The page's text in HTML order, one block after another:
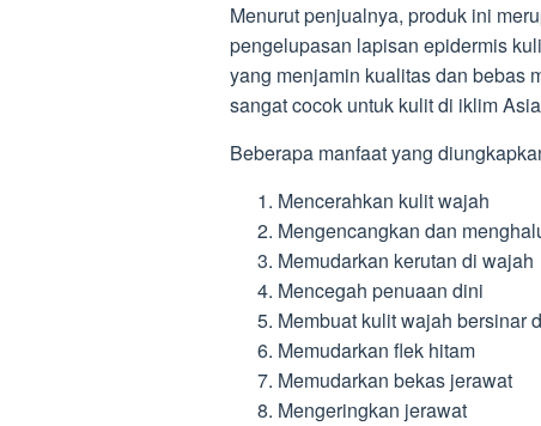
Menurut penjualnya, produk ini
pengelupasan lapisan epidermis
yang menjamin kualitas dan bebas
sangat cocok untuk kulit di iklim
Beberapa manfaat yang
Mencerahkan kulit wajah
Mengencangkan dan
Memudarkan kerutan di wajah
Mencegah penuaan dini
Membuat kulit wajah bersinar
Memudarkan flek hitam
Memudarkan bekas jerawat
Mengeringkan jerawat